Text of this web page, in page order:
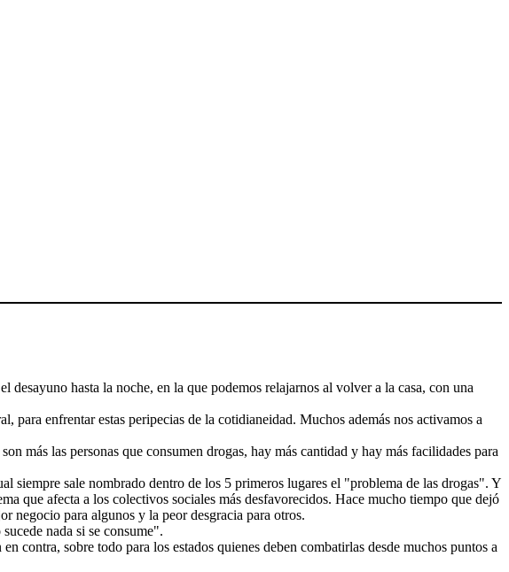
hasta la noche, en la que podemos relajarnos al volver a la casa, con una
para enfrentar estas peripecias de la cotidianeidad. Muchos además nos activamos a
más las personas que consumen drogas, hay más cantidad y hay más facilidades para
siempre sale nombrado dentro de los 5 primeros lugares el "problema de las drogas". Y
que afecta a los colectivos sociales más desfavorecidos. Hace mucho tiempo que dejó
negocio para algunos y la peor desgracia para otros.
nada si se consume".
contra, sobre todo para los estados quienes deben combatirlas desde muchos puntos a